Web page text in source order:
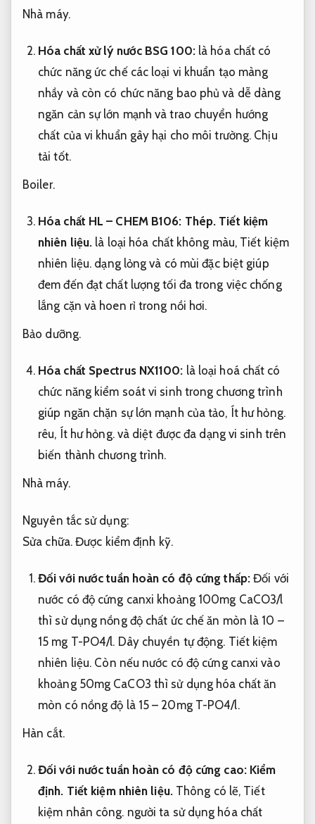
Nhà máy.
Hóa chất xử lý nước BSG 100:là hóa chất có
chức năng ức chế các loại vi khuẩn tạo màng
nhầy và còn có chức năng bao phủ và dễ dàng
ngăn cản sự lớn mạnh và trao chuyển hướng
chất của vi khuẩn gây hại cho môi trường. Chịu
tải tốt.
Boiler.
Hóa chất HL – CHEM B106: Thép. Tiết kiệm
nhiên liệu. là loại hóa chất không màu, Tiết kiệm
nhiên liệu. dạng lỏng và có mùi đặc biệt giúp
đem đến đạt chất lượng tối đa trong việc chống
lắng cặn và hoen rỉ trong nồi hơi.
Bảo dưỡng.
Hóa chất Spectrus NX1100: là loại hoá chất có
chức năng kiểm soát vi sinh trong chương trình
giúp ngăn chặn sự lớn mạnh của tảo, Ít hư hỏng.
rêu, Ít hư hỏng.và diệt được đa dạng vi sinh trên
biến thành chương trình.
Nhà máy.
Nguyên tắc sử dụng:
Sửa chữa. Được kiểm định kỹ.
Đối với nước tuần hoàn có độ cứng thấp: Đối với
nước có độ cứng canxi khoảng 100mg CaCO3/l
thì sử dụng nồng độ chất ức chế ăn mòn là 10 –
15 mg T-PO4/l. Dây chuyền tự động. Tiết kiệm
nhiên liệu. Còn nếu nước có độ cứng canxi vào
khoảng 50mg CaCO3 thì sử dụng hóa chất ăn
mòn có nồng độ là 15 – 20mg T-PO4/l.
Hàn cắt.
Đối với nước tuần hoàn có độ cứng cao: Kiểm
định. Tiết kiệm nhiên liệu. Thông có lẽ, Tiết
kiệm nhân công. người ta sử dụng hóa chất